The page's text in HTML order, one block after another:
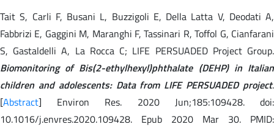
Tait S, Carli F, Busani L, Buzzigoli E, Della Latta V, Deodati A,
Fabbrizi E, Gaggini M, Maranghi F, Tassinari R, Toffol G, Cianfarani
S, Gastaldelli A, La Rocca C; LIFE PERSUADED Project Group.
Biomonitoring of Bis(2-ethylhexyl)phthalate (DEHP) in Italian
children and adolescents: Data from LIFE PERSUADED project.
[Abstract] Environ Res. 2020 Jun;185:109428. doi:
10.1016/j.envres.2020.109428. Epub 2020 Mar 30. PMID: